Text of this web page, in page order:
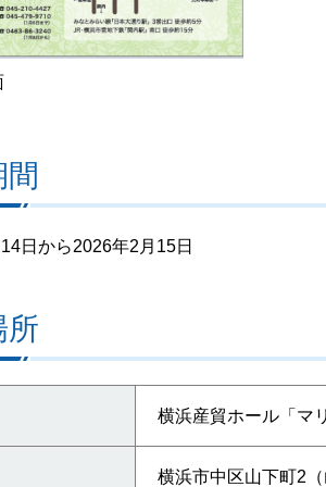
日から2026年2月15日
所
横浜産貿ホール「マ
横浜市中区山下町2（